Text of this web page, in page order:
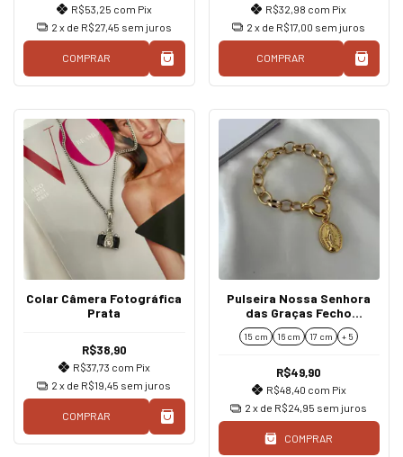
R$53,25 com Pix
2 x de R$27,45 sem juros
COMPRAR
R$32,98 com Pix
2 x de R$17,00 sem juros
COMPRAR
Colar Câmera Fotográfica
Prata
R$38,90
R$37,73 com Pix
2 x de R$19,45 sem juros
COMPRAR
Pulseira Nossa Senhora
das Graças Fecho
Mosquetão
15 cm 16 cm 17 cm + 5
R$49,90
R$48,40 com Pix
2 x de R$24,95 sem juros
COMPRAR